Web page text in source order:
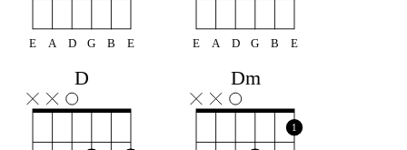
E A D G B E E A D G B E
D Dm
1